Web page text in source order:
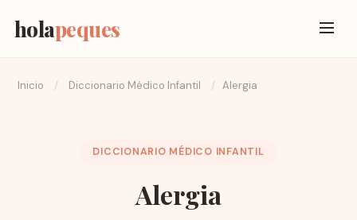
holapeques
Inicio / Diccionario Médico Infantil / Alergia
DICCIONARIO MÉDICO INFANTIL
Alergia